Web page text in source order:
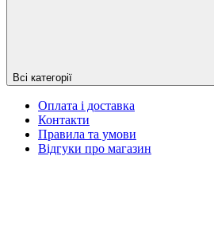
Всі категорії
Оплата і доставка
Контакти
Правила та умови
Відгуки про магазин